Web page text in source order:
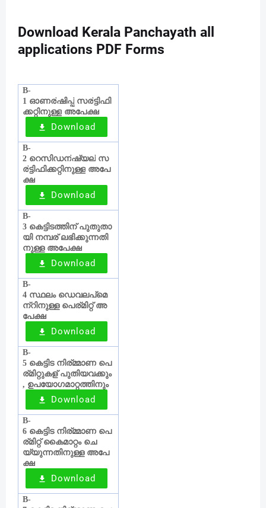
Download Kerala Panchayath all
applications PDF Forms
B-
1 ഓണര്ഷിപ്പ് സര്ട്ടിഫി
ക്കറ്റിനുള്ള അപേക്ഷ
Download
B-
2 റെസിഡന്ഷ്യല് സ
ര്ട്ടിഫിക്കറ്റിനുള്ള അപേ
ക്ഷ
Download
B-
3 കെട്ടിടത്തിന് പുതുതാ
യി നമ്പര്‍ലഭിക്കുന്നതി
നുള്ള അപേക്ഷ
Download
B-
4 സ്ഥലം ഡെവലപ്മെ
ന്റിനുള്ള പെര്മിറ്റ് അ
പേക്ഷ
Download
B-
5 കെട്ടിട നിര്മ്മാണ പെ
ര്മിറ്റുകള്‍പുതിയവക്കും
, ഉപയോഗമാറ്റത്തിനും
Download
B-
6 കെട്ടിട നിര്മ്മാണ പെ
ര്മിറ്റ് കൈമാറ്റം ചെ
യ്യുന്നതിനുള്ള അപേ
ക്ഷ
Download
B-